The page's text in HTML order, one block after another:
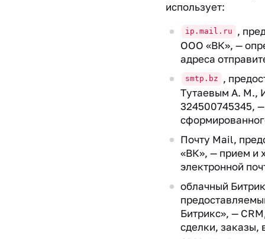
использует:
ip.mail.ru
,
ООО «ВК», —
адреса
smtp.bz
,
Тутаевым А. М.,
324500745345,
Почту Mail,
«ВК», — прием и
электронной
облачный
Битрикс», —
сделки, заказы,